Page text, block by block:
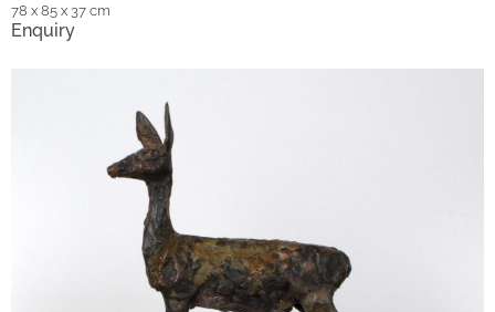
78 x 85 x 37 cm
Enquiry